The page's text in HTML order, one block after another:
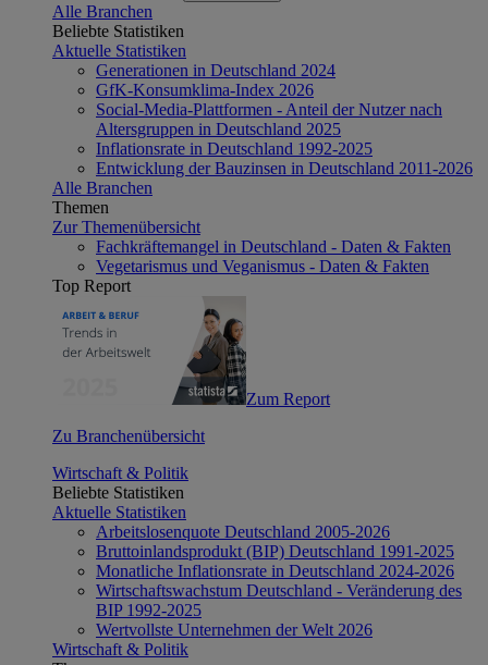
Alle Branchen
Beliebte Statistiken
Aktuelle Statistiken
Generationen in Deutschland 2024
GfK-Konsumklima-Index 2026
Social-Media-Plattformen - Anteil der Nutzer nach
Altersgruppen in Deutschland 2025
Inflationsrate in Deutschland 1992-2025
Entwicklung der Bauzinsen in Deutschland 2011-2026
Alle Branchen
Themen
Zur Themenübersicht
Fachkräftemangel in Deutschland - Daten & Fakten
Vegetarismus und Veganismus - Daten & Fakten
Top Report
Zum Report
Zu Branchenübersicht
Wirtschaft & Politik
Beliebte Statistiken
Aktuelle Statistiken
Arbeitslosenquote Deutschland 2005-2026
Bruttoinlandsprodukt (BIP) Deutschland 1991-2025
Monatliche Inflationsrate in Deutschland 2024-2026
Wirtschaftswachstum Deutschland - Veränderung des
BIP 1992-2025
Wertvollste Unternehmen der Welt 2026
Wirtschaft & Politik